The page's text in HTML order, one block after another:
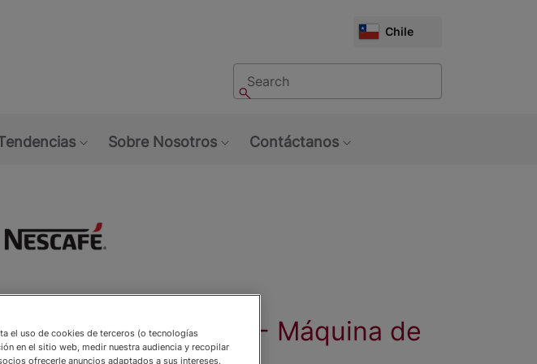
CHOOSE
MARKET
Chile
Buscar
Buscar
Sobre Nosotros
Contáctanos
NESCAFÉ® FTS 30E - Máquina de
el uso de cookies de terceros (o tecnologías
en el sitio web, medir nuestra audiencia y recopilar
ofrecerle anuncios adaptados a sus intereses.